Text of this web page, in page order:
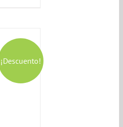
¡Descuento!